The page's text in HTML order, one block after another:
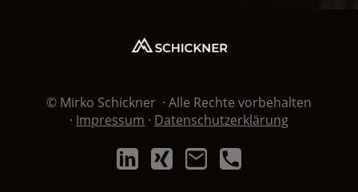
© Mirko Schickner · Alle Rechte vorbehalten
· Impressum · Datenschutzerklärung